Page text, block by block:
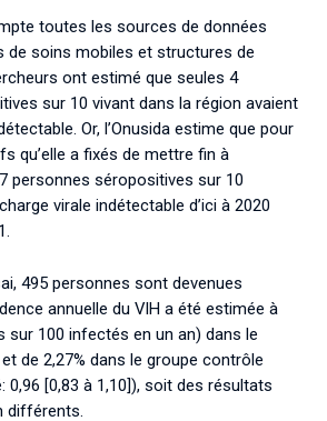
toutes les sources de données
de soins mobiles et structures de
ont estimé que seules 4
sur 10 vivant dans la région avaient
Or, l’Onusida estime que pour
qu’elle a fixés de mettre fin à
7 personnes séropositives sur 10
virale indétectable d’ici à 2020
495 personnes sont devenues
annuelle du VIH a été estimée à
sur 100 infectés en un an) dans le
de 2,27% dans le groupe contrôle
0,96 [0,83 à 1,10]), soit des résultats
différents.